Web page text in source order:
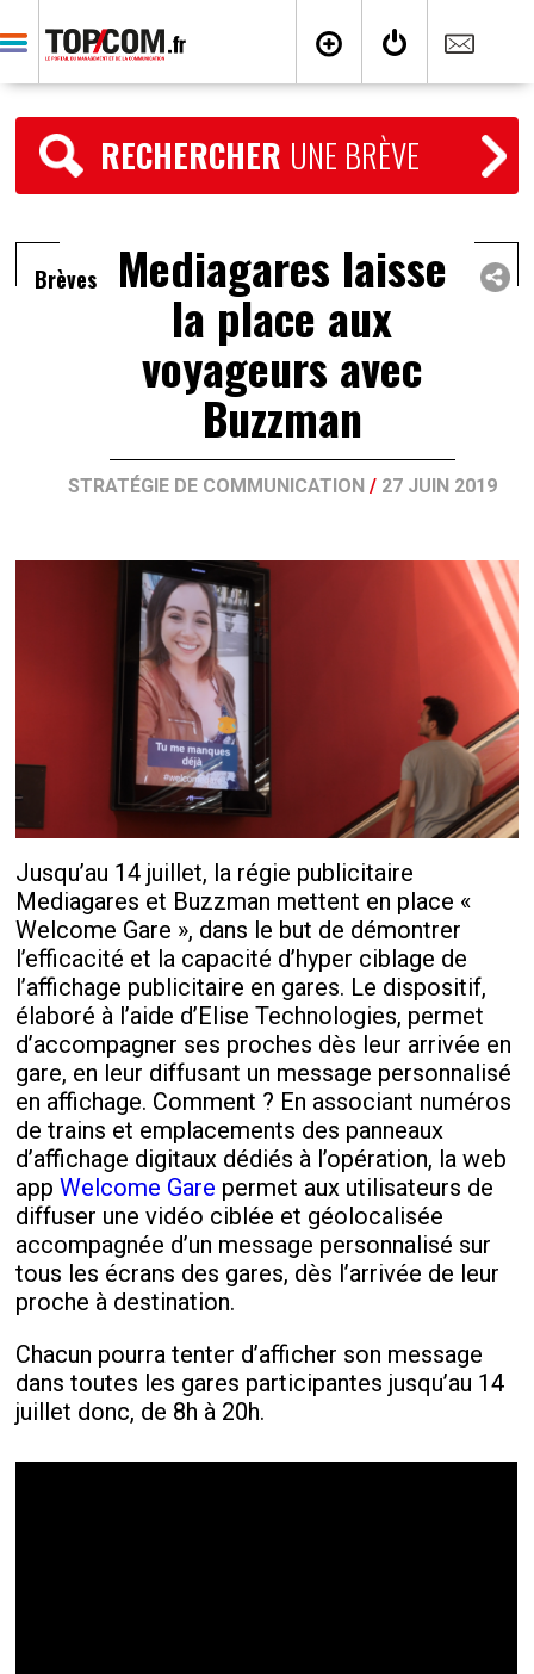
RECHERCHER UNE BRÈVE
Brèves Mediagares laisse
la place aux
voyageurs avec
Buzzman
STRATÉGIE DE COMMUNICATION/ 27 JUIN 2019
Jusqu’au 14 juillet, la régie publicitaire
Mediagares et Buzzman mettent en place «
Welcome Gare », dans le but de démontrer
l’efficacité et la capacité d’hyper ciblage de
l’affichage publicitaire en gares. Le dispositif,
élaboré à l’aide d’Elise Technologies, permet
d’accompagner ses proches dès leur arrivée en
gare, en leur diffusant un message personnalisé
en affichage. Comment ? En associant numéros
de trains et emplacements des panneaux
d’affichage digitaux dédiés à l’opération, la web
appWelcome Gare permet aux utilisateurs de
diffuser une vidéo ciblée et géolocalisée
accompagnée d’un message personnalisé sur
tous les écrans des gares, dès l’arrivée de leur
proche à destination.
Chacun pourra tenter d’afficher son message
dans toutes les gares participantes jusqu’au 14
juillet donc, de 8h à 20h.